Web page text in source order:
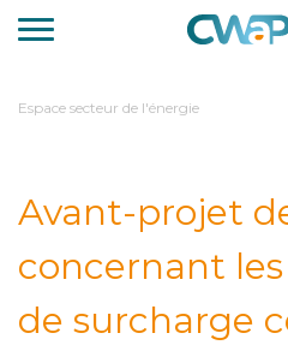
Skip
content
You
Espace secteur de l'énergie
Avant-projet
concernant
de surcharge